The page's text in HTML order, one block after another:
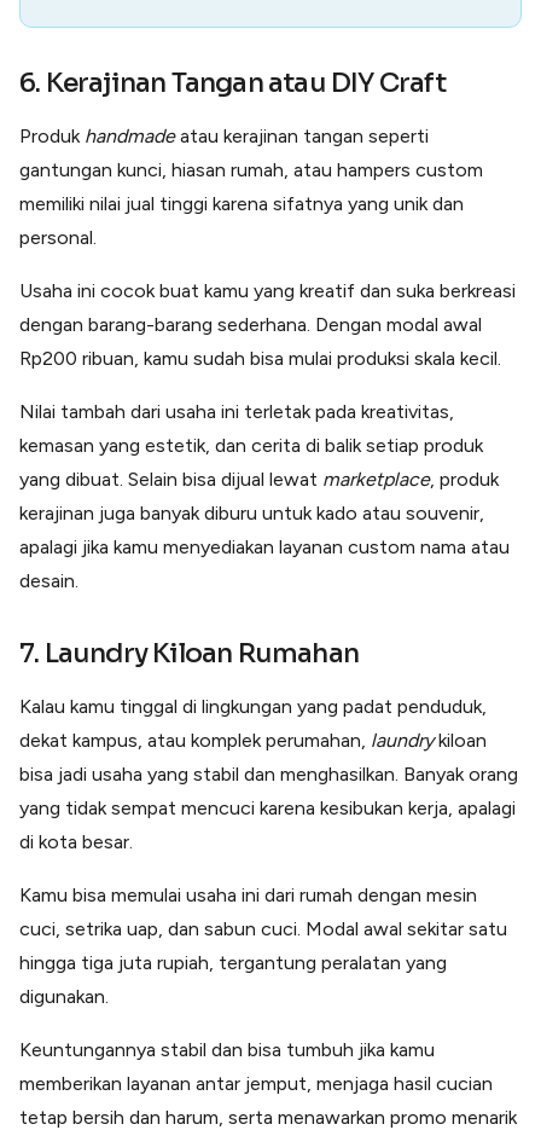
6. Kerajinan Tangan atau DIY Craft
Produk handmadeatau kerajinan tangan seperti
gantungan kunci, hiasan rumah, atau hampers custom
memiliki nilai jual tinggi karena sifatnya yang unik dan
personal.
Usaha ini cocok buat kamu yang kreatif dan suka berkreasi
dengan barang-barang sederhana. Dengan modal awal
Rp200 ribuan, kamu sudah bisa mulai produksi skala kecil.
Nilai tambah dari usaha ini terletak pada kreativitas,
kemasan yang estetik, dan cerita di balik setiap produk
yang dibuat. Selain bisa dijual lewat marketplace, produk
kerajinan juga banyak diburu untuk kado atau souvenir,
apalagi jika kamu menyediakan layanan custom nama atau
desain.
7. Laundry Kiloan Rumahan
Kalau kamu tinggal di lingkungan yang padat penduduk,
dekat kampus, atau komplek perumahan, laundrykiloan
bisa jadi usaha yang stabil dan menghasilkan. Banyak orang
yang tidak sempat mencuci karena kesibukan kerja, apalagi
di kota besar.
Kamu bisa memulai usaha ini dari rumah dengan mesin
cuci, setrika uap, dan sabun cuci. Modal awal sekitar satu
hingga tiga juta rupiah, tergantung peralatan yang
digunakan.
Keuntungannya stabil dan bisa tumbuh jika kamu
memberikan layanan antar jemput, menjaga hasil cucian
tetap bersih dan harum, serta menawarkan promo menarik